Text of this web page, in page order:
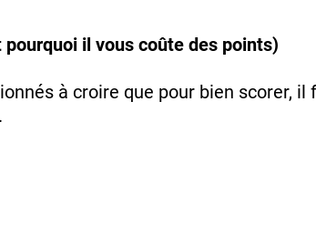
il vous coûte des points)
à croire que pour bien scorer,